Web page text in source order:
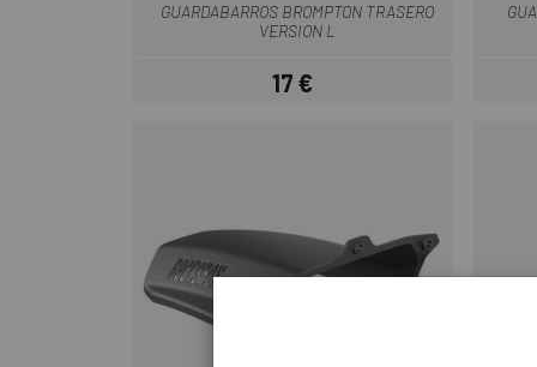
GUARDABARROS BROMPTON TRASERO
VERSION L
Precio
17 €